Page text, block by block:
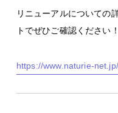
リニューアルについての
トでぜひご確認ください！
https://www.naturie-